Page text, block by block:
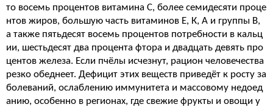
то восемь процентов витамина С, более семидесяти проце
нтов жиров, большую часть витаминов Е, К, А и группы В,
а также пятьдесят восемь процентов потребности в кальц
ии, шестьдесят два процента фтора и двадцать девять про
центов железа. Если пчёлы исчезнут, рацион человечества
резко обеднеет. Дефицит этих веществ приведёт к росту за
болеваний, ослаблению иммунитета и массовому недоед
анию, особенно в регионах, где свежие фрукты и овощи у